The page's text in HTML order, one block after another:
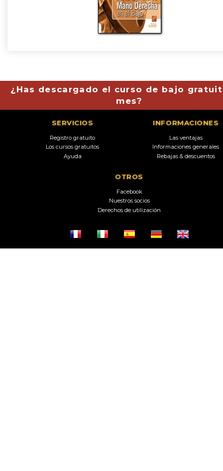
¿Has descargado el curso de bajo
mes?
SERVICIOS
Registro gratuito
Los cursos gratuitos
Ayuda
INFORMACIONES
Las ventajas
Informaciones generales
Rebajas & descuentos
OTROS
Facebook
Nuestros socios
Derechos de utilización